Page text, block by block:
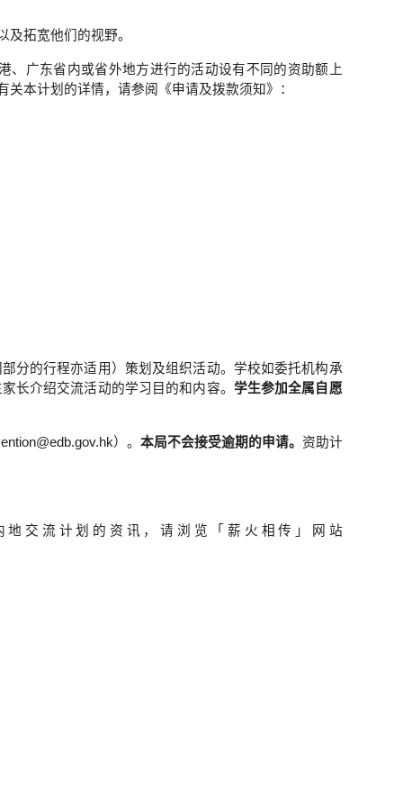
拓宽他们的视野。
、广东省内或省外地方进行的活动设有不同的资助额上
本计划的详情，请参阅《申请及拨款须知》：
分的行程亦适用）策划及组织活动。学校如委托机构承
长介绍交流活动的学习目的和内容。 学生参加全属自愿
）。 本局不会接受逾期的申请。 资助计
地交流计划的资讯，请浏览「薪火相传」网站